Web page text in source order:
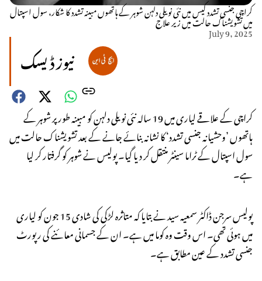
کراچی جنسی تشدد کیس میں نئی نویلی دلہن شوہر کے ہاتھوں مبینہ تشدد کا شکار، سول اسپتال
میں تشویشناک حالت میں زیر علاج
July 9, 2025
نیوز ڈیسک
کراچی کے علاقے لیاری میں 19 سالہ نئی نویلی دلہن کو مبینہ طور پر شوہر کے
ہاتھوں ’وحشیانہ جنسی تشدد‘ کا نشانہ بنائے جانے کے بعد تشویشناک حالت میں
سول اسپتال کے ٹراما سینٹر منتقل کر دیا گیا۔ پولیس نے شوہر کو گرفتار کر لیا
ہے۔
پولیس سرجن ڈاکٹر سمعیہ سید نے بتایا کہ متاثرہ لڑکی کی شادی 15 جون کو لیاری
میں ہوئی تھی۔ اس وقت وہ کوما میں ہے۔ ان کے جسمانی معائنے کی رپورٹ
جنسی تشدد کے عین مطابق ہے۔